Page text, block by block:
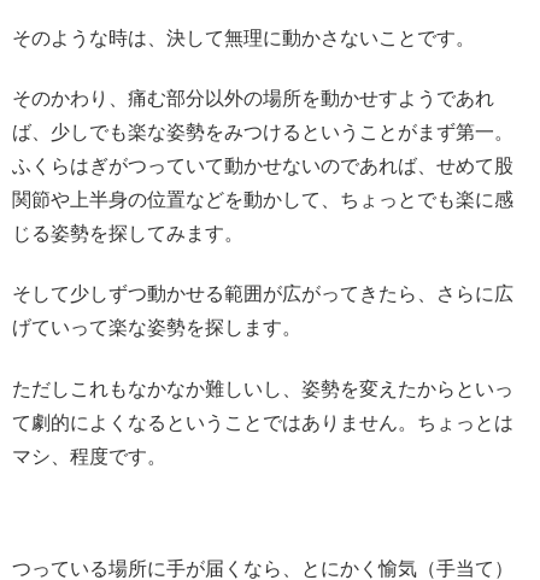
そのような時は、決して無理に動かさないことです。
そのかわり、痛む部分以外の場所を動かせすようであれ
ば、少しでも楽な姿勢をみつけるということがまず第一。
ふくらはぎがつっていて動かせないのであれば、せめて股
関節や上半身の位置などを動かして、ちょっとでも楽に感
じる姿勢を探してみます。
そして少しずつ動かせる範囲が広がってきたら、さらに広
げていって楽な姿勢を探します。
ただしこれもなかなか難しいし、姿勢を変えたからといっ
て劇的によくなるということではありません。ちょっとは
マシ、程度です。
つっている場所に手が届くなら、とにかく愉気（手当て）